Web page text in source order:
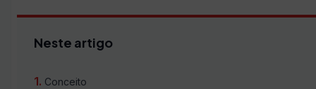
Neste artigo
Conceito